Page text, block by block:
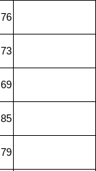
76
73
69
85
79